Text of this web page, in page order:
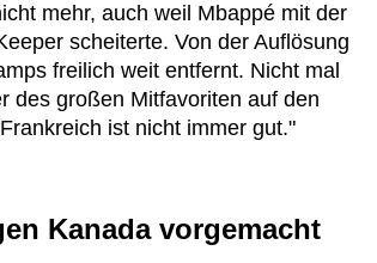
mehr, auch weil Mbappé mit der
scheiterte. Von der Auflösung
freilich weit entfernt. Nicht mal
des großen Mitfavoriten auf den
ist nicht immer gut."
Kanada vorgemacht